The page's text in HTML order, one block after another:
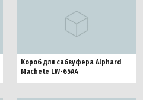
Короб для сабвуфера Alphard
Machete LW-65A4